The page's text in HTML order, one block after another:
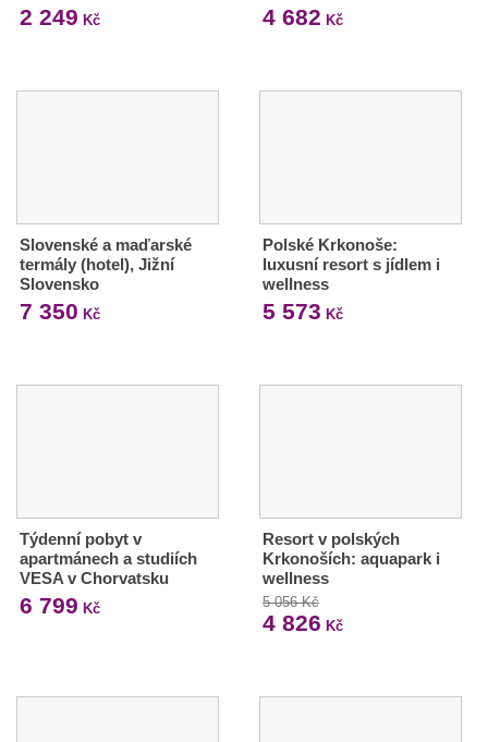
2 249 Kč 4 682 Kč
Slovenské a maďarské
termály (hotel), Jižní
Slovensko
7 350 Kč
Polské Krkonoše:
luxusní resort s jídlem i
wellness
5 573 Kč
Týdenní pobyt v
apartmánech a studiích
VESA v Chorvatsku
6 799 Kč
Resort v polských
Krkonoších: aquapark i
wellness
5 056 Kč
4 826 Kč